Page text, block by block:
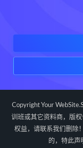
过
过
寻龙
辰南
辰南
九宫
世道
Copyright Your
训班或其它资料商，版
权益，请联系我们删除
的，特此声